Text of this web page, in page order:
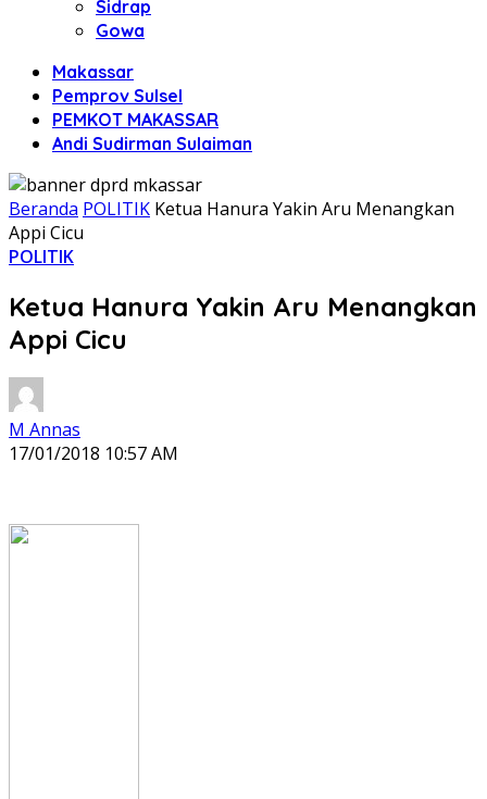
Sidrap
Gowa
Makassar
Pemprov Sulsel
PEMKOT MAKASSAR
Andi Sudirman Sulaiman
Beranda POLITIK Ketua Hanura Yakin Aru Menangkan
Appi Cicu
POLITIK
Ketua Hanura Yakin Aru Menangkan
Appi Cicu
M Annas
17/01/2018 10:57 AM